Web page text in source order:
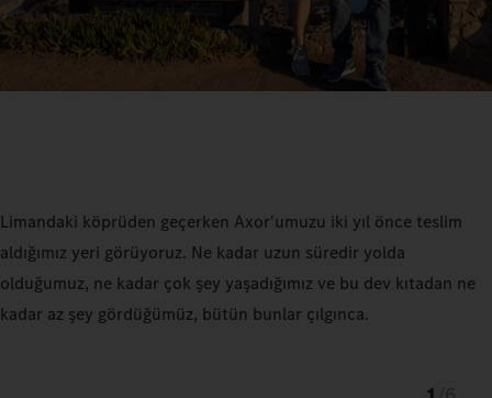
Limandaki köprüden geçerken Axor'umuzu iki yıl önce teslim
aldığımız yeri görüyoruz. Ne kadar uzun süredir yolda
olduğumuz, ne kadar çok şey yaşadığımız ve bu dev kıtadan ne
kadar az şey gördüğümüz, bütün bunlar çılgınca.